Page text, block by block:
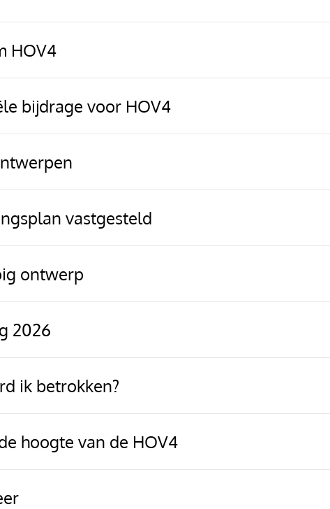
HOV4
bijdrage voor HOV4
vastgesteld
ontwerp
2026
ik betrokken?
hoogte van de HOV4